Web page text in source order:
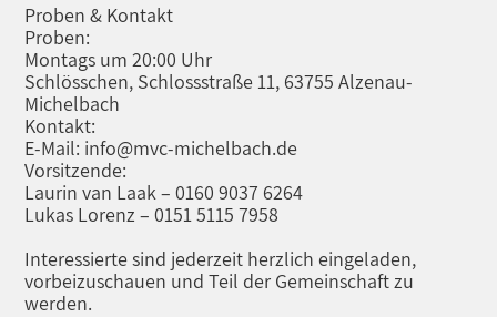
Proben & Kontakt
Proben:
Montags um 20:00 Uhr
Schlösschen, Schlossstraße 11, 63755 Alzenau-
Michelbach
Kontakt:
E-Mail: info@mvc-michelbach.de
Vorsitzende:
Laurin van Laak – 0160 9037 6264
Lukas Lorenz – 0151 5115 7958
Interessierte sind jederzeit herzlich eingeladen,
vorbeizuschauen und Teil der Gemeinschaft zu
werden.